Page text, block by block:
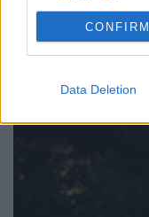
CONFIRM
Data Deletion
POST GALLERY